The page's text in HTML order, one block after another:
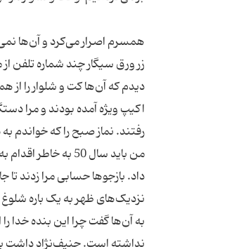
همسرم اصرار می‌کرد و آن‌ها
زر ورق سیگار چند شماره تلفن
دیدم که آن‌ها کت و شلوار را
اکیپ ویژه آمده بودند و مرا
من باید سال 50
داد. بازجو‌ها حسابی مرا زدند تا
نزدیک‌های ظهر به یک باره
به آن‌ها گفت چرا این بنده خدا
نداشته است. حنیف‌نژاد داشت